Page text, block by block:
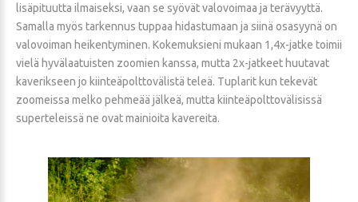
lisäpituutta ilmaiseksi, vaan se syövät valovoimaa ja terävyyttä.
Samalla myös tarkennus tuppaa hidastumaan ja siinä osasyynä on
valovoiman heikentyminen. Kokemuksieni mukaan 1,4x-jatke toimii
vielä hyvälaatuisten zoomien kanssa, mutta 2x-jatkeet huutavat
kaverikseen jo kiinteäpolttovälistä teleä. Tuplarit kun tekevät
zoomeissa melko pehmeää jälkeä, mutta kiinteäpolttovälisissä
superteleissä ne ovat mainioita kavereita.